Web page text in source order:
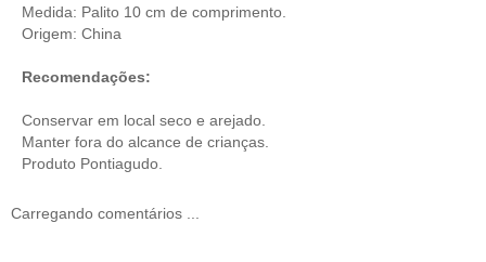
Medida: Palito 10 cm de comprimento.
Origem: China
Recomendações:
Conservar em local seco e arejado.
Manter fora do alcance de crianças.
Produto Pontiagudo.
Carregando comentários ...